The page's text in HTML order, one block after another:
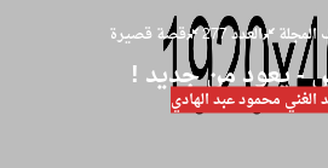
العدد 277 قصة قصيرة
- يعود من جديد !
الغني محمود عبد الهادي